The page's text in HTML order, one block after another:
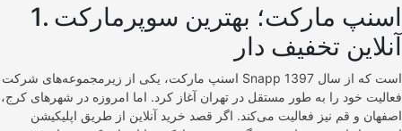
1. اسنپ مارکت؛ بهترین سوپرمارکت
آنلاین تخفیف دار
اسنپ مارکت، یکی از زیرمجموعه‌های شرکت Snapp است که از سال 1397
فعالیت خود را به طور مستقل در تهران آغاز کرد. اما امروزه در شهرهای کرج،
اصفهان و قم نیز فعالیت می‌کند. اگر قصد خرید آنلاین از طریق اپلیکیشن